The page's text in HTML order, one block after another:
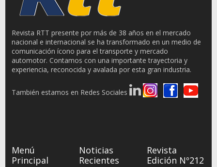
Revista RTT presente por más de 38 años en el mercado
nacional e internacional se ha transformado en un medio de
comunicación ícono para el transporte y mercado
automotor. Contamos con una importante trayectoria y
experiencia, reconocida y avalada por esta gran industria.
También estamos en Redes Sociales
Menú
Principal
Noticias
Recientes
Revista
Edición Nº212